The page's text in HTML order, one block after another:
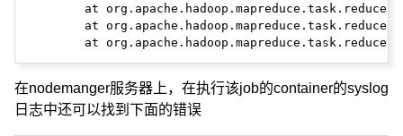
at
at
在nodemanger服务器上，在执行该job的container的syslog
日志中还可以找到下面的错误